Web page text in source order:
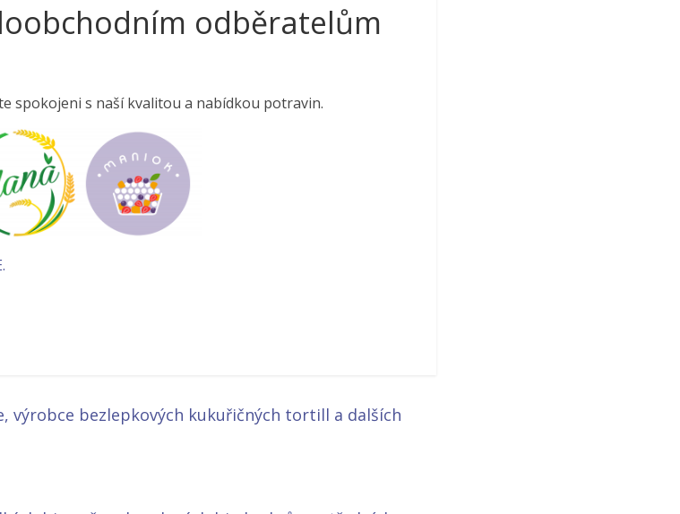
odběratelům
spokojeni s naší kvalitou a nabídkou potravin.
výrobce bezlepkových kukuřičných tortill a dalších